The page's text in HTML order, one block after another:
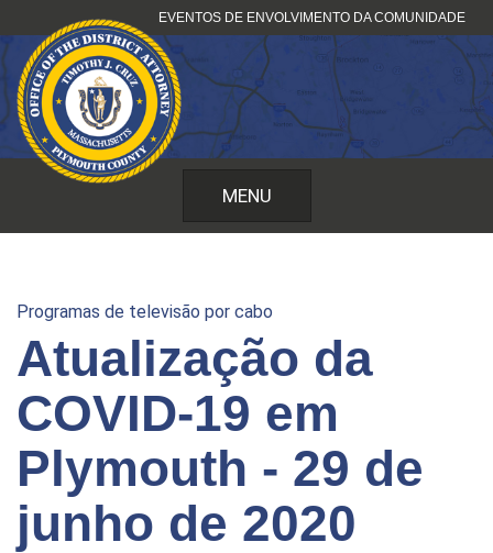
para
o
conteúdo
EVENTOS DE ENVOLVIMENTO DA COMUNIDADE
MENU
Programas de televisão por cabo
Atualização da
COVID-19 em
Plymouth - 29 de
junho de 2020